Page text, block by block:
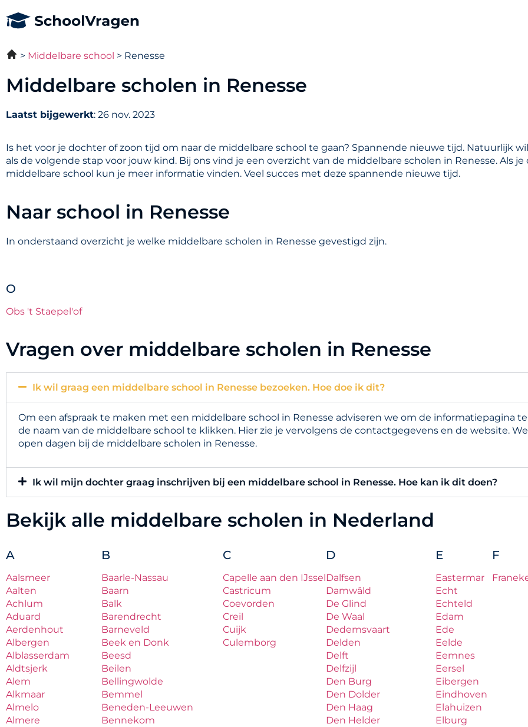
Middelbare school Renesse
Middelbare scholen in Renesse
Laatst bijgewerkt: 26 nov. 2023
Is het voor je dochter of zoon tijd om naar de middelbare school te gaan? Spannende nieuwe tijd. Natuurlijk
als de volgende stap voor jouw kind. Bij ons vind je een overzicht van de middelbare scholen in Renesse. Als
middelbare school kun je meer informatie vinden. Veel succes met deze spannende nieuwe tijd.
Naar school in Renesse
In onderstaand overzicht je welke middelbare scholen in Renesse gevestigd zijn.
O
Obs 't Staepel'of
Vragen over middelbare scholen in Renesse
Ik wil graag een middelbare school in Renesse bezoeken. Hoe doe ik dit?
Om een afspraak te maken met een middelbare school in Renesse adviseren we om de informatiepagina
de naam van de middelbare school te klikken. Hier zie je vervolgens de contactgegevens en de website.
open dagen bij de middelbare scholen in Renesse.
Ik wil mijn dochter graag inschrijven bij een middelbare school in Renesse. Hoe kan ik dit doen?
Bekijk alle middelbare scholen in Nederland
A
Aalsmeer
Aalten
Achlum
Aduard
Aerdenhout
Albergen
Alblasserdam
Aldtsjerk
Alem
Alkmaar
Almelo
Almere
B
Baarle-Nassau
Baarn
Balk
Barendrecht
Barneveld
Beek en Donk
Beesd
Beilen
Bellingwolde
Bemmel
Beneden-Leeuwen
Bennekom
C
Capelle aan den IJssel
Castricum
Coevorden
Creil
Cuijk
Culemborg
D
Dalfsen
Damwâld
De Glind
De Waal
Dedemsvaart
Delden
Delft
Delfzijl
Den Burg
Den Dolder
Den Haag
Den Helder
E
Eastermar
Echt
Echteld
Edam
Ede
Eelde
Eemnes
Eersel
Eibergen
Eindhoven
Elahuizen
Elburg
F